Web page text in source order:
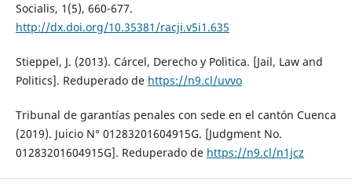
Socialis, 1(5), 660-677.
http://dx.doi.org/10.35381/racji.v5i1.635
Stieppel, J. (2013). Cárcel, Derecho y Polìtica. [Jail, Law and
Politics]. Reduperado de https://n9.cl/uvvo
Tribunal de garantías penales con sede en el cantón Cuenca
(2019). Juicio N° 01283201604915G. [Judgment No.
01283201604915G]. Reduperado de https://n9.cl/n1jcz